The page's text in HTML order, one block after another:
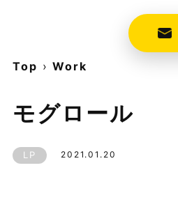
Top ›Work
モグロール
LP 2021.01.20